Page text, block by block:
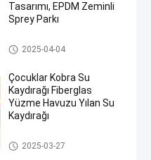
Tasarımı, EPDM Zeminli
Sprey Parkı
Su parkı2025-04-04
Çocuklar Kobra Su
Kaydırağı Fiberglas
Yüzme Havuzu Yılan Su
Kaydırağı
Mini Havuz Kaydırağı
2025-03-27